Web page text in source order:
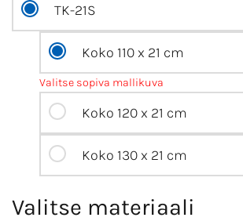
TK-21S
Koko 110 x 21 cm
Valitse sopiva mallikuva
Koko 120 x 21 cm
Koko 130 x 21 cm
Valitse materiaali